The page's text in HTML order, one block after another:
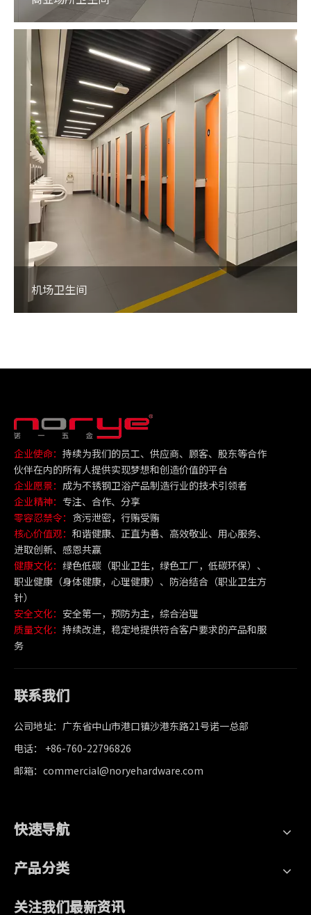
机场卫生间
企业使命： 持续为我们的员工、供应商、顾客、股东等合作
伙伴在内的所有人提供实现梦想和创造价值的平台
企业愿景： 成为不锈钢卫浴产品制造行业的技术引领者
企业精神： 专注、合作、分享
零容忍禁令： 贪污泄密，行贿受贿
核心价值观： 和谐健康、正直为善、高效敬业、用心服务、
进取创新、感恩共赢
健康文化： 绿色低碳（职业卫生，绿色工厂，低碳环保）、
职业健康（身体健康，心理健康）、防治结合（职业卫生方
针）
安全文化： 安全第一，预防为主，综合治理
质量文化： 持续改进，稳定地提供符合客户要求的产品和服
务
联系我们
公司地址：广东省中山市港口镇沙港东路21号诺一总部
电话： +86-760-22796826
邮箱：commercial@noryehardware.com
快速导航
产品分类
关注我们最新资讯